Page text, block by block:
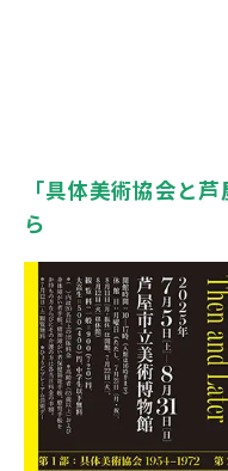
「具体美術協会と
ら